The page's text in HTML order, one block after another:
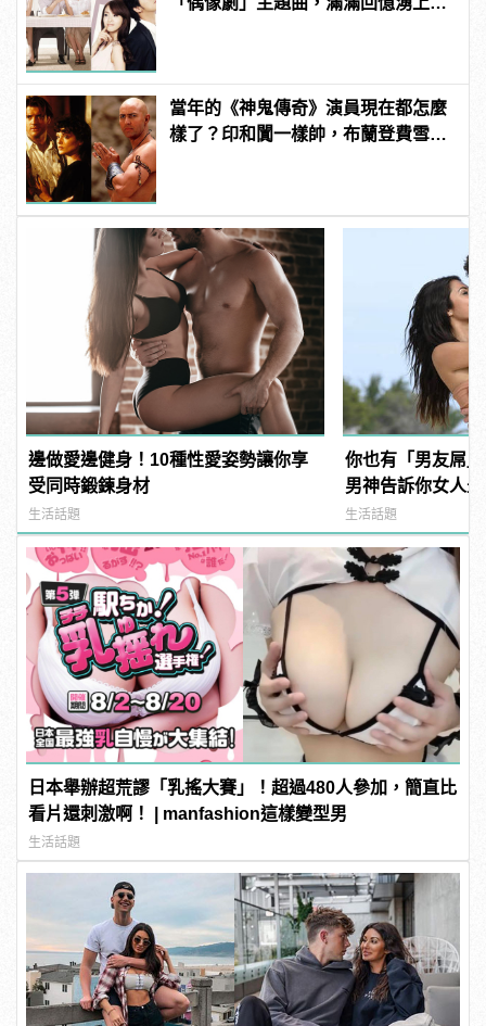
當年的《神鬼傳奇》演員現在都怎麼
樣了？印和闐一樣帥，布蘭登費雪大
邊做愛邊健身！10種性愛姿勢讓你享
受同時鍛鍊身材
生活話題
你也有「男友屌
男神告訴你女人
Dick」是啥？
生活話題
日本舉辦超荒謬「乳搖大賽」！超過480人參加，簡直比
看片還刺激啊！ | manfashion這樣變型男
生活話題